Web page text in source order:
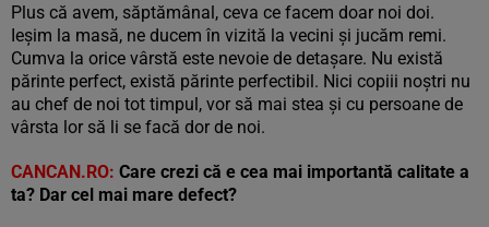
Plus că avem, săptămânal, ceva ce facem doar noi doi.
Ieșim la masă, ne ducem în vizită la vecini și jucăm remi.
Cumva la orice vârstă este nevoie de detașare. Nu există
părinte perfect, există părinte perfectibil. Nici copiii noștri nu
au chef de noi tot timpul, vor să mai stea și cu persoane de
vârsta lor să li se facă dor de noi.
CANCAN.RO: Care crezi că e cea mai importantă calitate a
ta? Dar cel mai mare defect?